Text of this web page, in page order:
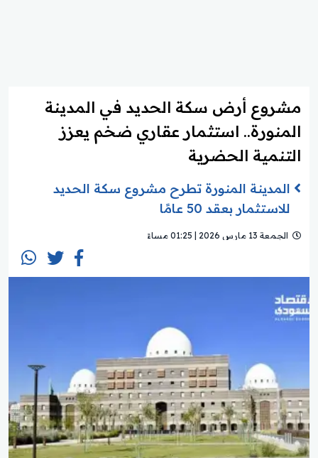
مشروع أرض سكة الحديد في المدينة
المنورة.. استثمار عقاري ضخم يعزز
التنمية الحضرية
المدينة المنورة تطرح مشروع سكة الحديد
للاستثمار بعقد 50 عامًا
الجمعة 13 مارس 2026 | 01:25 مساءً